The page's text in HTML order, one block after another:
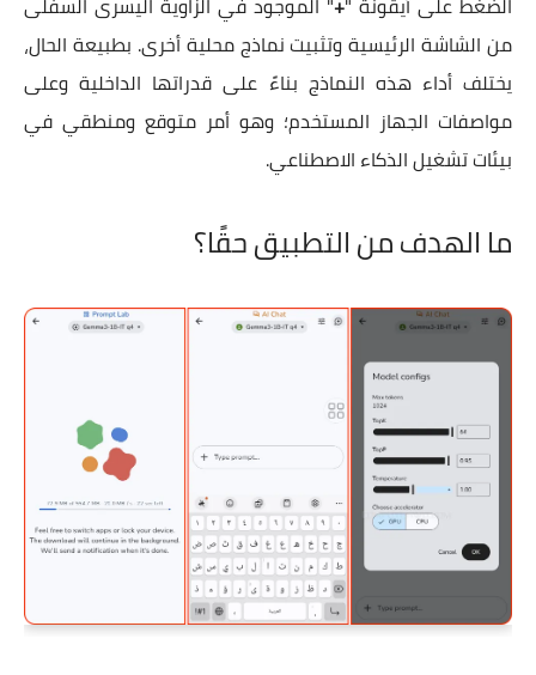
من الشاشة الرئيسية وتثبيت نماذج محلية أخرى. بطبيعة الحال،
يختلف أداء هذه النماذج بناءً على قدراتها الداخلية وعلى
مواصفات الجهاز المستخدم؛ وهو أمر متوقع ومنطقي في
بيئات تشغيل الذكاء الاصطناعي.
ما الهدف من التطبيق حقًا؟